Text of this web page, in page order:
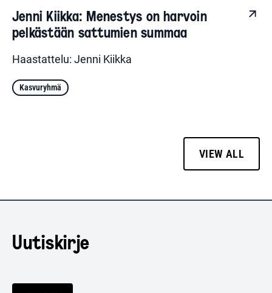
Jenni Kiikka: Menestys on harvoin
pelkästään sattumien summaa
Haastattelu: Jenni Kiikka
Kasvuryhmä
VIEW ALL
Uutiskirje